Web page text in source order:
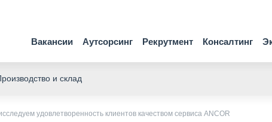
Вакансии Аутсорсинг Рекрутмент Консалтинг
и склад
удовлетворенность клиентов качеством сервиса ANCOR